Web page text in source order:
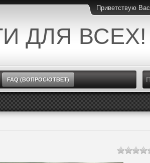
Приветствую Вас
ДЛЯ ВСЕХ!
FAQ (ВОПРОС/ОТВЕТ)